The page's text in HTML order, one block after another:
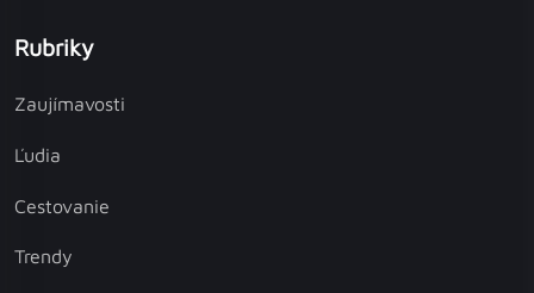
Rubriky
Zaujímavosti
Ľudia
Cestovanie
Trendy